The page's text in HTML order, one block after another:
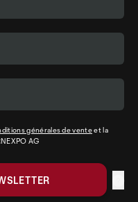
générales de venteet la
AG